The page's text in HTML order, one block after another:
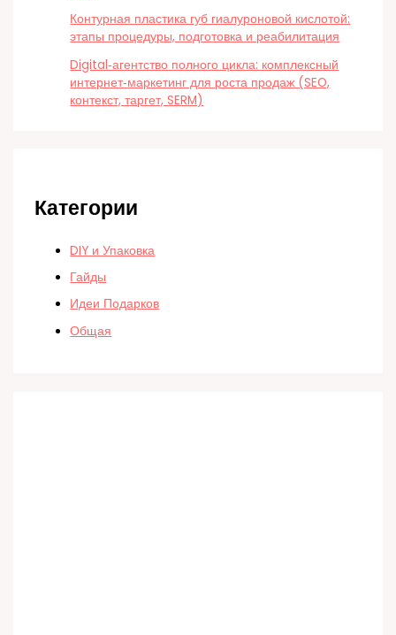
Контурная пластика губ гиалуроновой кислотой:
этапы процедуры, подготовка и реабилитация
Digital‑агентство полного цикла: комплексный
интернет‑маркетинг для роста продаж (SEO,
контекст, таргет, SERM)
Категории
DIY и Упаковка
Гайды
Идеи Подарков
Общая